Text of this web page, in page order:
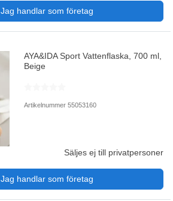
Jag handlar som företag
AYA&IDA Sport Vattenflaska, 700 ml,
Beige
Artikelnummer 55053160
Säljes ej till privatpersoner
Jag handlar som företag